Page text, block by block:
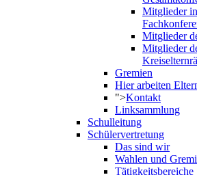
Mitglieder
Mitglieder
Mitglieder
Gremien
Hier arbeiten
">Kontakt
Linksammlung
Schulleitung
Schülervertretung
Das sind wir
Wahlen und
Tätigkeitsbereiche